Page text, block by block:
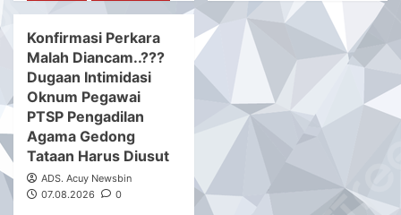
Konfirmasi Perkara
Malah Diancam..???
Dugaan Intimidasi
Oknum Pegawai
PTSP Pengadilan
Agama Gedong
Tataan Harus Diusut
ADS. Acuy Newsbin
07.08.2026
0